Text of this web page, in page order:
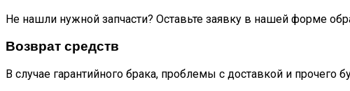
Не нашли нужной запчасти? Оставьте заявку в нашей форме
Возврат средств
В случае гарантийного брака, проблемы с доставкой и прочего